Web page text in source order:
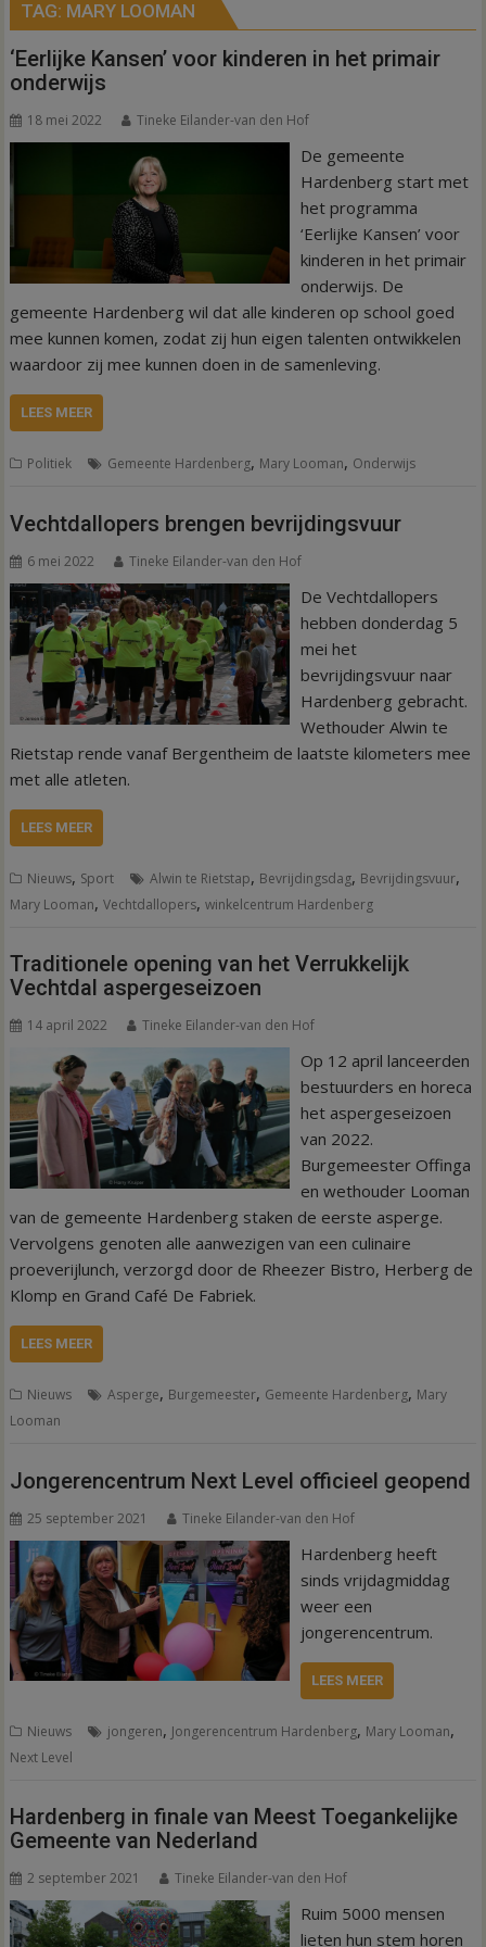
TAG: MARY LOOMAN
‘Eerlijke Kansen’ voor kinderen in het primair
onderwijs
18 mei 2022 Tineke Eilander-van den Hof
De gemeente
Hardenberg start met
het programma
‘Eerlijke Kansen’ voor
kinderen in het primair
onderwijs. De
gemeente Hardenberg wil dat alle kinderen op school goed
mee kunnen komen, zodat zij hun eigen talenten ontwikkelen
waardoor zij mee kunnen doen in de samenleving.
LEES MEER
Politiek Gemeente Hardenberg, Mary Looman, Onderwijs
Vechtdallopers brengen bevrijdingsvuur
6 mei 2022 Tineke Eilander-van den Hof
De Vechtdallopers
hebben donderdag 5
mei het
bevrijdingsvuur naar
Hardenberg gebracht.
Wethouder Alwin te
Rietstap rende vanaf Bergentheim de laatste kilometers mee
met alle atleten.
LEES MEER
Nieuws, Sport Alwin te Rietstap, Bevrijdingsdag, Bevrijdingsvuur,
Mary Looman,Vechtdallopers,winkelcentrum Hardenberg
Traditionele opening van het Verrukkelijk
Vechtdal aspergeseizoen
14 april 2022 Tineke Eilander-van den Hof
Op 12 april lanceerden
bestuurders en horeca
het aspergeseizoen
van 2022.
Burgemeester Offinga
en wethouder Looman
van de gemeente Hardenberg staken de eerste asperge.
Vervolgens genoten alle aanwezigen van een culinaire
proeverijlunch, verzorgd door de Rheezer Bistro, Herberg de
Klomp en Grand Café De Fabriek.
LEES MEER
Nieuws Asperge, Burgemeester, Gemeente Hardenberg, Mary
Looman
Jongerencentrum Next Level officieel geopend
25 september 2021 Tineke Eilander-van den Hof
Hardenberg heeft
sinds vrijdagmiddag
weer een
jongerencentrum.
LEES MEER
Nieuws jongeren, Jongerencentrum Hardenberg, Mary Looman,
Next Level
Hardenberg in finale van Meest Toegankelijke
Gemeente van Nederland
2 september 2021 Tineke Eilander-van den Hof
Ruim 5000 mensen
lieten hun stem horen